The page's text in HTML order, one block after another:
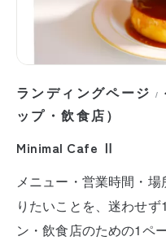
ランディングページ /
ップ・飲食店）
Minimal Cafe Ⅱ
メニュー・営業時間・
りたいことを、迷わせ
ン・飲食店のための1ペ